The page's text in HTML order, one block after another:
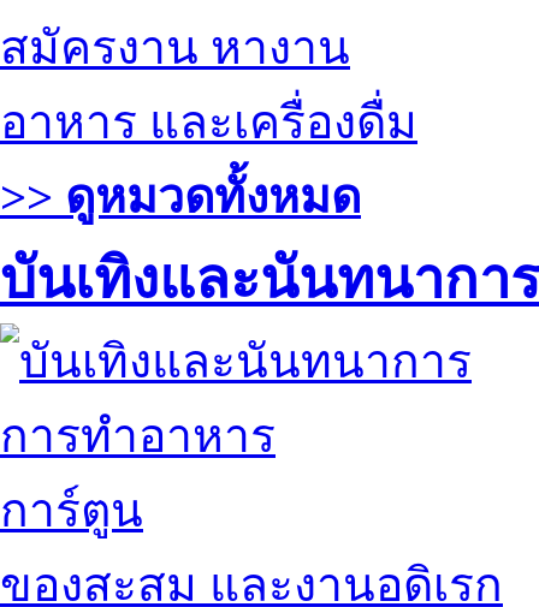
สมัครงาน หางาน
อาหาร และเครื่องดื่ม
>> ดูหมวดทั้งหมด
บันเทิงและนันทนาการ
การทำอาหาร
การ์ตูน
ของสะสม และงานอดิเรก